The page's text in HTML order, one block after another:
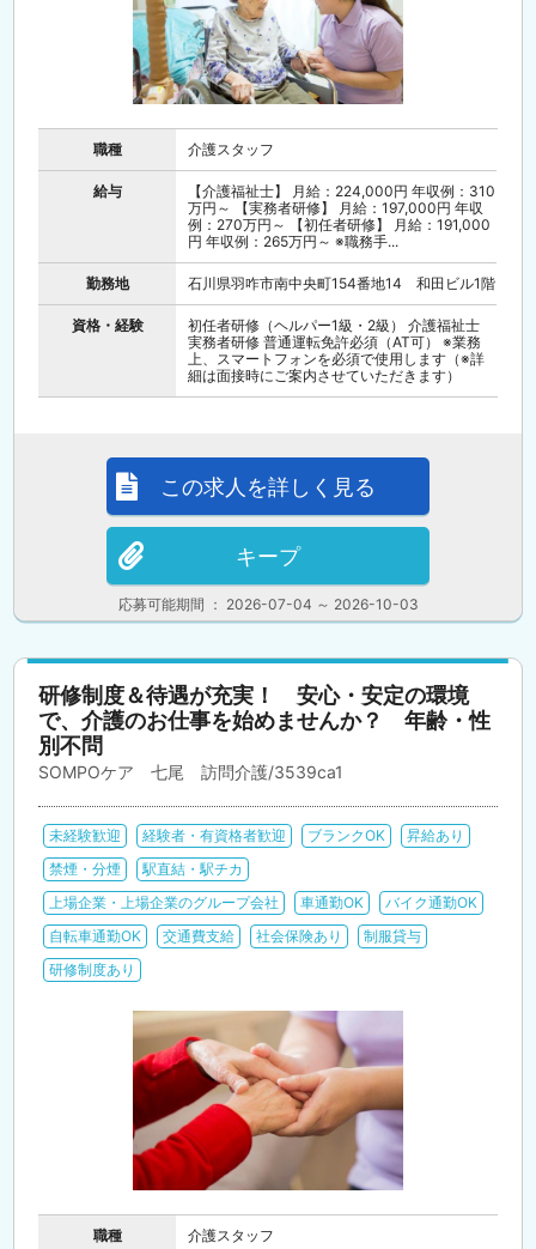
職種 介護スタッフ
給与
【介護福祉士】 月給：224,000円 年収例：310
万円～ 【実務者研修】 月給：197,000円 年収
例：270万円～ 【初任者研修】 月給：191,000
円 年収例：265万円～ ※職務手...
勤務地 石川県羽咋市南中央町154番地14 和田ビル1階
資格・経験
初任者研修（ヘルパー1級・2級） 介護福祉士
実務者研修 普通運転免許必須（AT可） ※業務
上、スマートフォンを必須で使用します（※詳
細は面接時にご案内させていただきます）
応募可能期間 ： 2026-07-04 ～ 2026-10-03
この求人を詳しく見る
キープ
研修制度＆待遇が充実！ 安心・安定の環境
で、介護のお仕事を始めませんか？ 年齢・性
別不問
SOMPOケア 七尾 訪問介護/3539ca1
未経験歓迎 経験者・有資格者歓迎 ブランクOK
昇給あり
禁煙・分煙
駅直結・駅チカ
上場企業・上場企業のグループ会社
車通勤OK
バイク通勤OK
自転車通勤OK
交通費支給 社会保険あり
制服貸与
研修制度あり
職種 介護スタッフ